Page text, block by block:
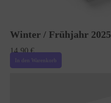
Winter / Frühjahr 2025
14,90€
In den Warenkorb